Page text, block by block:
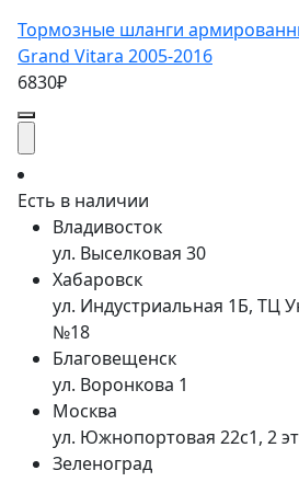
Тормозные шланги
Grand Vitara 2005-2016
6830₽
Есть в наличии
Владивосток
ул. Выселковая 30
Хабаровск
ул. Индустриальная 1Б, ТЦ
№18
Благовещенск
ул. Воронкова 1
Москва
ул. Южнопортовая 22с1, 2
Зеленоград